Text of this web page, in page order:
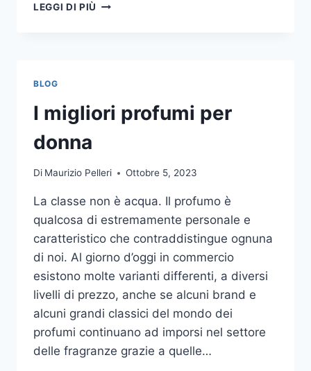
LEGGI DI PIÙ
VIDEO
BLOG
I migliori profumi per
donna
Di Maurizio Pelleri Ottobre 5, 2023
La classe non è acqua. Il profumo è
qualcosa di estremamente personale e
caratteristico che contraddistingue ognuna
di noi. Al giorno d’oggi in commercio
esistono molte varianti differenti, a diversi
livelli di prezzo, anche se alcuni brand e
alcuni grandi classici del mondo dei
profumi continuano ad imporsi nel settore
delle fragranze grazie a quelle…